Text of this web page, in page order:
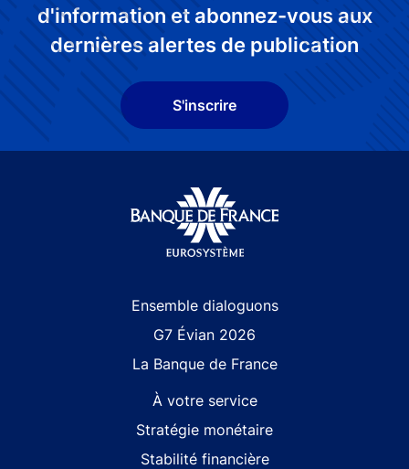
d'information et abonnez-vous aux
dernières alertes de publication
S'inscrire
Ensemble dialoguons
G7 Évian 2026
La Banque de France
À votre service
Stratégie monétaire
Stabilité financière